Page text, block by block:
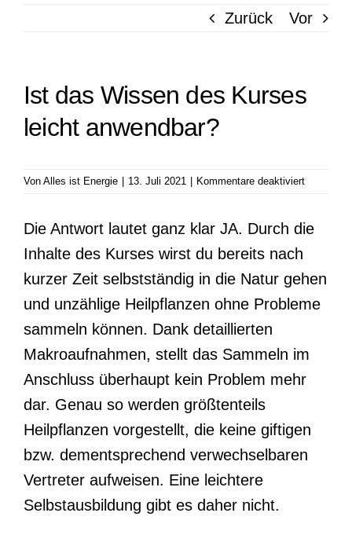
Zurück Vor
Ist das Wissen des Kurses
leicht anwendbar?
Von Alles ist Energie 13. Juli 2021 Kommentare deaktiviertfür
Wissen
leicht
Die Antwort lautet ganz klar JA. Durch die
Inhalte des Kurses wirst du bereits nach
kurzer Zeit selbstständig in die Natur gehen
und unzählige Heilpflanzen ohne Probleme
sammeln können. Dank detaillierten
Makroaufnahmen, stellt das Sammeln im
Anschluss überhaupt kein Problem mehr
dar. Genau so werden größtenteils
Heilpflanzen vorgestellt, die keine giftigen
bzw. dementsprechend verwechselbaren
Vertreter aufweisen. Eine leichtere
Selbstausbildung gibt es daher nicht.